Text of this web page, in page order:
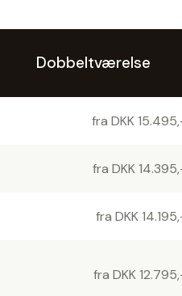
Dobbeltværelse
fra DKK
fra DKK
fra DKK
fra DKK